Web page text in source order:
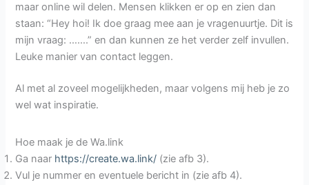
maar online wil delen. Mensen klikken er op en zien dan
staan: “Hey hoi! Ik doe graag mee aan je vragenuurtje. Dit is
mijn vraag: …….” en dan kunnen ze het verder zelf invullen.
Leuke manier van contact leggen.
Al met al zoveel mogelijkheden, maar volgens mij heb je zo
wel wat inspiratie.
Hoe maak je de Wa.link
Ga naar https://create.wa.link/ (zie afb 3).
Vul je nummer en eventuele bericht in (zie afb 4).